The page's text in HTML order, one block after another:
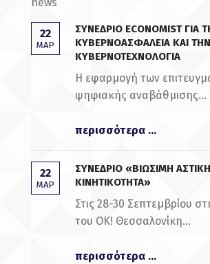
22
ΜΑΡ
ΣΥΝΈΔΡΙΟ ECONOMIST ΓΙΑ
ΚΥΒΕΡΝΟΑΣΦΆΛΕΙΑ ΚΑΙ ΤΗΝ
ΚΥΒΕΡΝΟΤΕΧΝΟΛΟΓΊΑ
Η εφαρμογή των
ψηφιακής αναβάθμισης...
περισσότερα ...
22
ΜΑΡ
ΣΥΝΈΔΡΙΟ «ΒΙΏΣΙΜΗ ΑΣΤΙΚΉ
ΚΙΝΗΤΙΚΌΤΗΤΑ»
Στις 28-30 Σεπτεμβρίου
του ΟΚ! Θεσσαλονίκη...
περισσότερα ...